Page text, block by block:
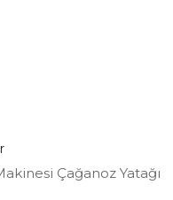
Çağanoz Yatağı